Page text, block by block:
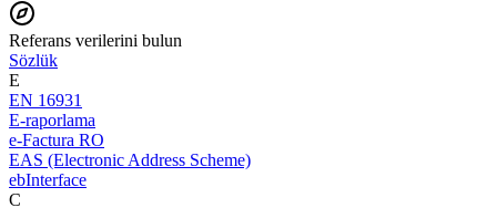
Referans verilerini bulun
Sözlük
E
EN 16931
E-raporlama
e-Factura RO
EAS (Electronic Address Scheme)
ebInterface
C